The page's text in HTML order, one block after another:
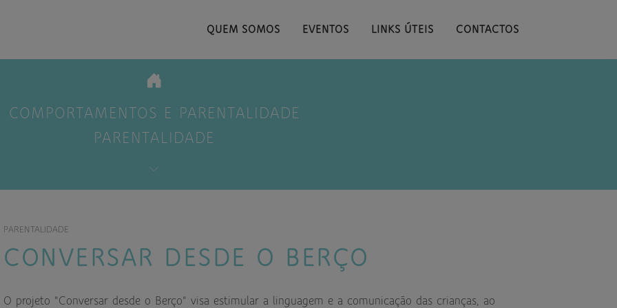
QUEM SOMOS EVENTOS LINKS ÚTEIS CONTACTOS
COMPORTAMENTOS E PARENTALIDADE
PARENTALIDADE
PARENTALIDADE
CONVERSAR DESDE O BERÇO
O projeto "Conversar desde o Berço" visa estimular a linguagem e a comunicação das crianças, ao